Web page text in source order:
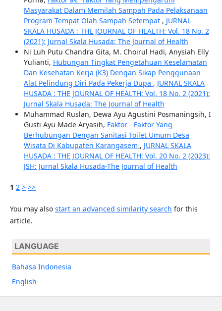
Masyarakat Dalam Memilah Sampah Pada Pelaksanaan
Program Tempat Olah Sampah Setempat , JURNAL
SKALA HUSADA : THE JOURNAL OF HEALTH: Vol. 18 No. 2
(2021): Jurnal Skala Husada: The Journal of Health
Ni Luh Putu Chandra Gita, M. Choirul Hadi, Anysiah Elly
Yulianti, Hubungan Tingkat Pengetahuan Keselamatan
Dan Kesehatan Kerja (K3) Dengan Sikap Penggunaan
Alat Pelindung Diri Pada Pekerja Dupa , JURNAL SKALA
HUSADA : THE JOURNAL OF HEALTH: Vol. 18 No. 2 (2021):
Jurnal Skala Husada: The Journal of Health
Muhammad Ruslan, Dewa Ayu Agustini Posmaningsih, I
Gusti Ayu Made Aryasih, Faktor - Faktor Yang
Berhubungan Dengan Sanitasi Toilet Umum Desa
Wisata Di Kabupaten Karangasem , JURNAL SKALA
HUSADA : THE JOURNAL OF HEALTH: Vol. 20 No. 2 (2023):
JSH: Jurnal Skala Husada-The Journal of Health
1 2 > >>
You may also start an advanced similarity search for this
article.
LANGUAGE
Bahasa Indonesia
English